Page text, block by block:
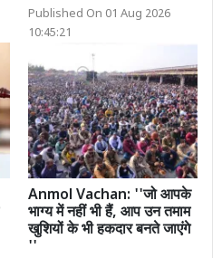
Published On 01 Aug 2026
10:45:21
Anmol Vachan: ''जो आपके
भाग्य में नहीं भी हैं, आप उन तमाम
खुशियों के भी हकदार बनते जाएंगे
''